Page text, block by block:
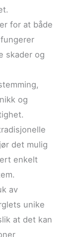
for at både
skader og
og
det mulig
enkelt
av
unike
at det kan